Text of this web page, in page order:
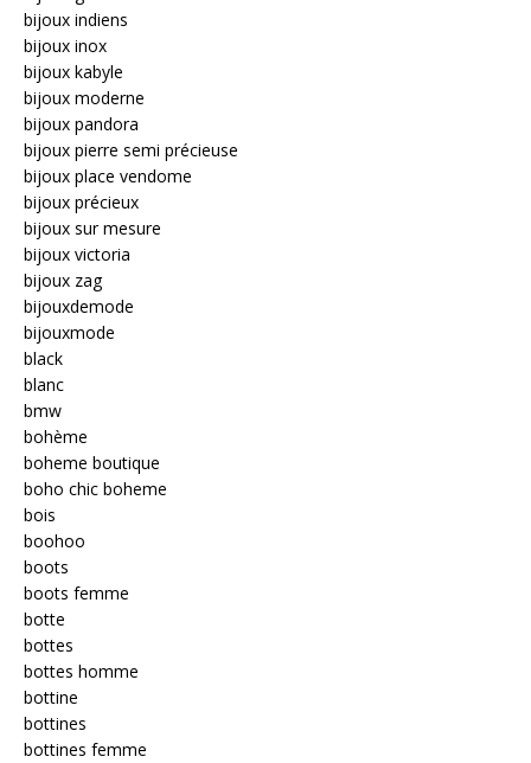
bijoux indiens
bijoux inox
bijoux kabyle
bijoux moderne
bijoux pandora
bijoux pierre semi précieuse
bijoux place vendome
bijoux précieux
bijoux sur mesure
bijoux victoria
bijoux zag
bijouxdemode
bijouxmode
black
blanc
bmw
bohème
boheme boutique
boho chic boheme
bois
boohoo
boots
boots femme
botte
bottes
bottes homme
bottine
bottines
bottines femme